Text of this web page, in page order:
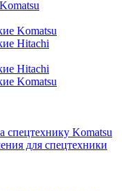
Komatsu
Hitachi
Hitachi
Komatsu
спецтехнику Komatsu
для спецтехники